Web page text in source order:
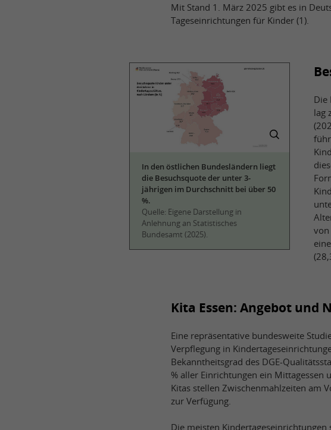
Mit Stand 1. März 2025 gibt es in
Tageseinrichtungen für Kinder (1).
In den östlichen Bundesländern liegt
die Besuchsquote der unter 3-
jährigen im Durchschnitt bei über 50
%.
Quelle: Eigene Darstellung in
Anlehnung an Statistisches
Bundesamt (2025).
Die
lag
von
Kita Essen: Angebot und
Eine repräsentative bundesweite
Verpflegung in
Bekanntheitsgrad des DGE-
% aller Einrichtungen ein Mittagessen
Kitas stellen Zwischenmahlzeiten am
zur Verfügung.
Die meisten